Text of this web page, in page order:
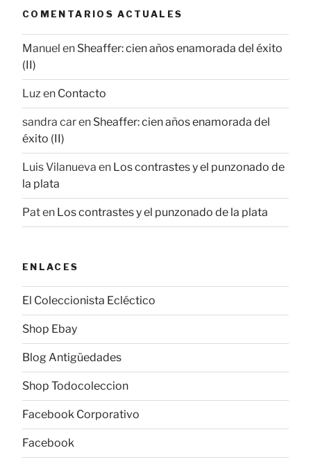
COMENTARIOS ACTUALES
Manuel en Sheaffer: cien años enamorada del éxito
(II)
Luz en Contacto
sandra caren Sheaffer: cien años enamorada del
éxito (II)
Luis Vilanueva en Los contrastes y el punzonado de
la plata
Paten Los contrastes y el punzonado de la plata
ENLACES
El Coleccionista Ecléctico
Shop Ebay
Blog Antigüedades
Shop Todocoleccion
Facebook Corporativo
Facebook